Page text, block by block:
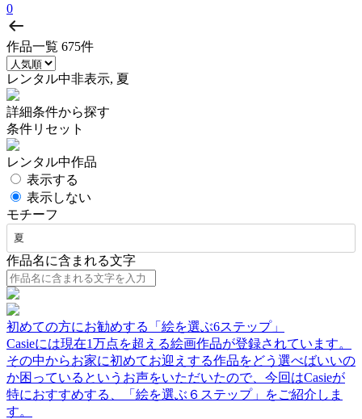
0
作品一覧 675件
レンタル中非表示, 夏
詳細条件から探す
条件リセット
レンタル中作品
表示する
表示しない
モチーフ
夏
作品名に含まれる文字
初めての方にお勧めする「絵を選ぶ6ステップ」
Casieには現在1万点を超える絵画作品が登録されています。
その中からお家に初めてお迎えする作品をどう選べばいいの
か困っているというお声をいただいたので、今回はCasieが
特におすすめする、「絵を選ぶ６ステップ」をご紹介しま
す。